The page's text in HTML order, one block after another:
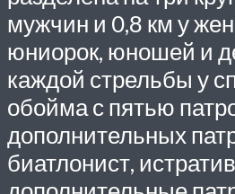
мужчин и 0,8 км у
юниорок, юношей и
каждой стрельбы у
обойма с пятью
дополнительных
биатлонист, истратив